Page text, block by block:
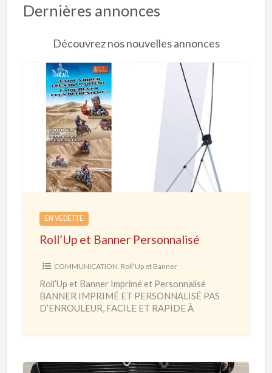
Dernières annonces
Découvrez nos nouvelles annonces
p
P
EN VEDETTE
Roll’Up et Banner Personnalisé
COMMUNICATION Roll'Up et Banner
Roll’Up et Banner Imprimé et Personnalisé
BANNER IMPRIMÉ ET PERSONNALISÉ PAS
D’ENROULEUR, FACILE ET RAPIDE À
Hall[…]